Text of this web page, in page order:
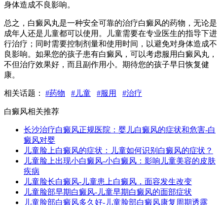
身体造成不良影响。
总之，白癜风丸是一种安全可靠的治疗白癜风的药物，无论是
成年人还是儿童都可以使用。儿童需要在专业医生的指导下进
行治疗；同时需要控制剂量和使用时间，以避免对身体造成不
良影响。如果您的孩子患有白癜风，可以考虑服用白癜风丸，
不但治疗效果好，而且副作用小。期待您的孩子早日恢复健
康。
相关话题： #药物 #儿童 #服用 #治疗
白癜风相关推荐
长沙治疗白癜风正规医院：婴儿白癜风的症状和危害-白
癜风对婴
儿童脸上白癜风的症状：儿童如何识别白癜风的症状？
儿童脸上出现小白癜风-小白癜风：影响儿童美容的皮肤
疾病
儿童脸长白癜风-儿童患上白癜风，面容发生改变
儿童脸部早期白癜风-儿童早期白癜风的面部症状
儿童脸部白癜风多久好-儿童脸部白癜风康复周期透露